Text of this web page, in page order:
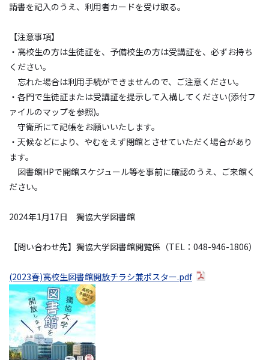
請書を記入のうえ、利用者カードを受け取る。
【注意事項】
・高校生の方は生徒証を、予備校生の方は受講証を、必ずお持ち
ください。
忘れた場合は利用手続ができませんので、ご注意ください。
・各門で生徒証または受講証を提示して入構してください(添付フ
ァイルのマップを参照)。
守衛所にて記帳をお願いいたします。
・天候などにより、やむをえず閉館とさせていただく場合があり
ます。
図書館HPで開館スケジュール等を事前に確認のうえ、ご来館く
ださい。
2024年1月17日 獨協大学図書館
【問い合わせ先】獨協大学図書館閲覧係（TEL：048-946-1806）
(2023春)高校生図書館開放チラシ兼ポスター.pdf